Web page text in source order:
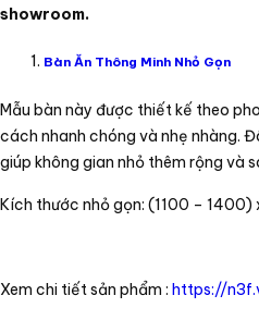
showroom.
Bàn Ăn Thông Minh Nhỏ Gọn
Mẫu bàn này được thiết kế theo
cách nhanh chóng và nhẹ nhàng.
giúp không gian nhỏ thêm rộng và
Kích thước nhỏ gọn: (1100 –
Xem chi tiết sản phẩm : https://